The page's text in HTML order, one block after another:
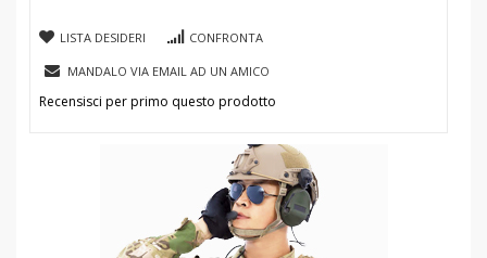
LISTA DESIDERI CONFRONTA
MANDALO VIA EMAIL AD UN AMICO
Recensisci per primo questo prodotto